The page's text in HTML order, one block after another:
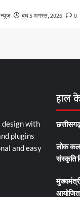
बुध 5 अगस्त, 2026 0
design with
plugins
and easy
हाल
लोक
संस्कृति
आयोजित